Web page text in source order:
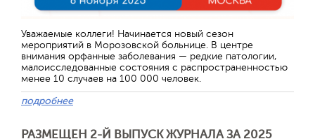
Уважаемые коллеги! Начинается новый сезон
мероприятий в Морозовской больнице. В центре
внимания орфанные заболевания — редкие патологии,
малоисследованные состояния с распространенностью
менее 10 случаев на 100 000 человек.
подробнее
РАЗМЕЩЕН 2-Й ВЫПУСК ЖУРНАЛА ЗА 2025